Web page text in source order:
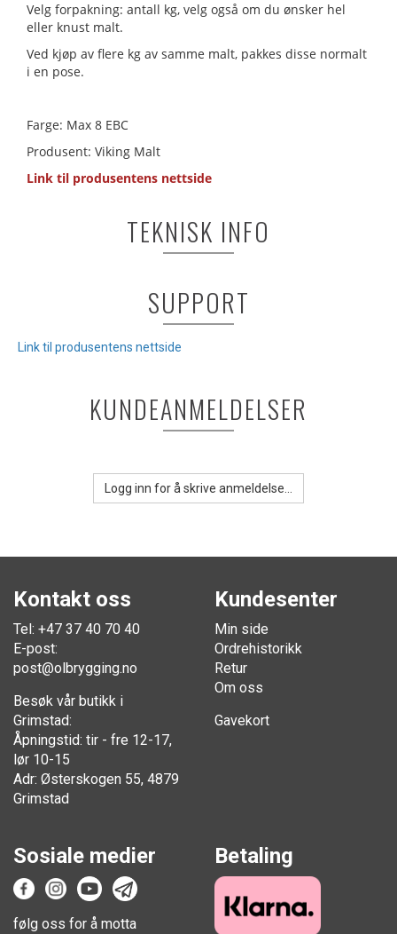
Velg forpakning: antall kg, velg også om du ønsker hel
eller knust malt.
Ved kjøp av flere kg av samme malt, pakkes disse normalt
i en pose.
Farge: Max 8 EBC
Produsent: Viking Malt
Link til produsentens nettside
TEKNISK INFO
SUPPORT
Link til produsentens nettside
KUNDEANMELDELSER
Logg inn for å skrive anmeldelse...
Kontakt oss
Tel: +47 37 40 70 40
E-post:
post@olbrygging.no
Besøk vår butikk i
Grimstad:
Åpningstid: tir - fre 12-17,
lør 10-15
Adr: Østerskogen 55, 4879
Grimstad
Kundesenter
Min side
Ordrehistorikk
Retur
Om oss
Gavekort
Sosiale medier
følg oss for å motta
Betaling